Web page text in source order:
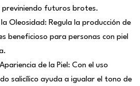
previniendo futuros brotes.
la Oleosidad: Regula la producción de
beneficioso para personas con piel
de la Piel: Con el uso
salicílico ayuda a igualar el tono de